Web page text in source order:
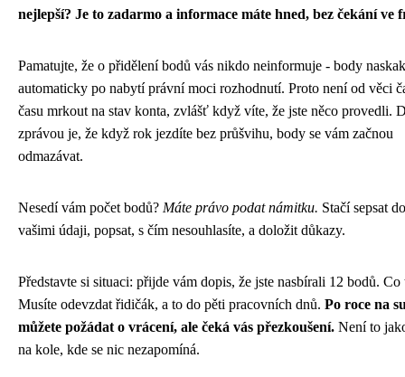
nejlepší? Je to zadarmo a informace máte hned, bez čekání ve
Pamatujte, že o přidělení bodů vás nikdo neinformuje - body
automaticky po nabytí právní moci rozhodnutí. Proto není od věci
času mrkout na stav konta, zvlášť když víte, že jste něco provedli.
zprávou je, že když rok jezdíte bez průšvihu, body se vám začnou
odmazávat.
Nesedí vám počet bodů? Máte právo podat námitku. Stačí sepsat
vašimi údaji, popsat, s čím nesouhlasíte, a doložit důkazy.
Představte si situaci: přijde vám dopis, že jste nasbírali 12 bodů. Co
Musíte odevzdat řidičák, a to do pěti pracovních dnů. Po roce na
můžete požádat o vrácení, ale čeká vás přezkoušení. Není to
na kole, kde se nic nezapomíná.